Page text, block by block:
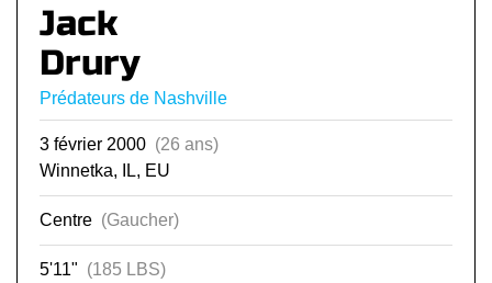
Jack
Drury
Prédateurs de Nashville
3 février 2000 (26 ans)
Winnetka, IL, EU
Centre (Gaucher)
5'11" (185 LBS)